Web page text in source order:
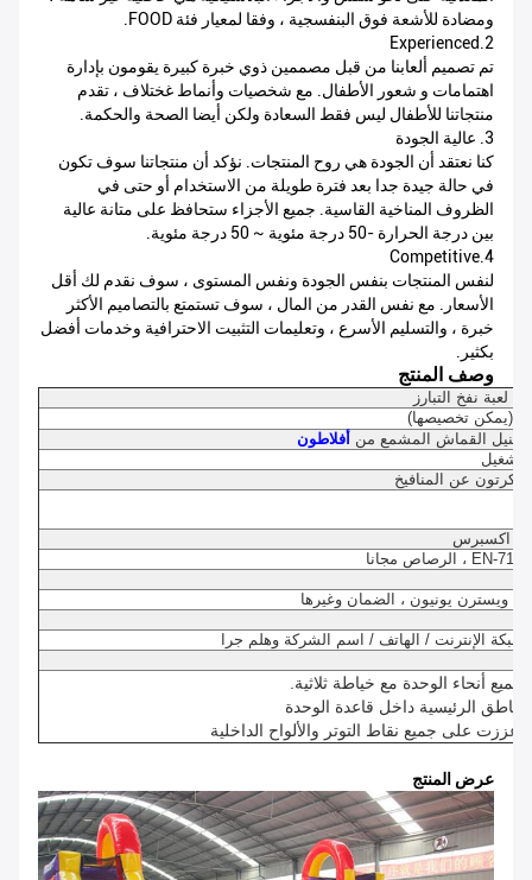
ومضادة للأشعة فوق البنفسجية ، وفقا لمعيار فئة FOOD.
2.Experienced
تم تصميم ألعابنا من قبل مصممين ذوي خبرة كبيرة يقومون بإدارة
اهتمامات و شعور الأطفال. مع شخصيات وأنماط غختلاف ، تقدم
منتجاتنا للأطفال ليس فقط السعادة ولكن أيضا الصحة والحكمة.
3. عالية الجودة
كنا نعتقد أن الجودة هي روح المنتجات. نؤكد أن منتجاتنا سوف تكون
في حالة جيدة جدا بعد فترة طويلة من الاستخدام أو حتى في
الظروف المناخية القاسية. جميع الأجزاء ستحافظ على متانة عالية
بين درجة الحرارة -50 درجة مئوية ~ 50 درجة مئوية.
4.Competitive
لنفس المنتجات بنفس الجودة ونفس المستوى ، سوف نقدم لك أقل
الأسعار. مع نفس القدر من المال ، سوف تستمتع بالتصاميم الأكثر
خبرة ، والتسليم الأسرع ، وتعليمات التثبيت الاحترافية وخدمات أفضل
بكثير.
وصف المنتج
(يمكن تخصيصها)
أفلاطون
/ اكسبرس
، ويسترن يونيون ، الضمان وغيرها
الإنترنت / الهاتف / اسم الشركة وهلم جرا
عرض المنتج